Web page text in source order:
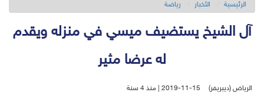
الرئيسية الأخبار رياضة
آل الشيخ يستضيف ميسي في منزله ويقدم
له عرضا مثير
الرياض (ديبريفر) 2019-11-15 | منذ 4 سنة